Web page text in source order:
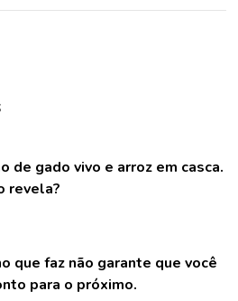
de gado vivo e arroz em casca.
revela?
que faz não garante que você
para o próximo.